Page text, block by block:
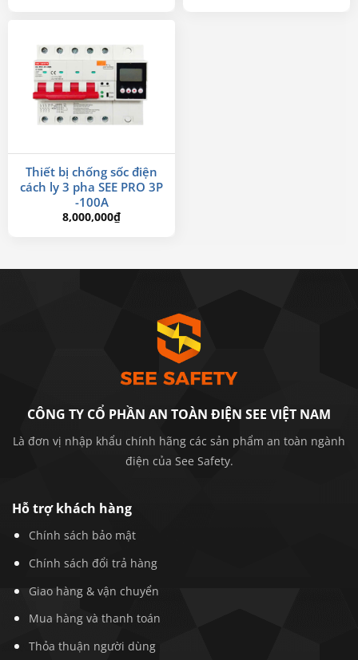
Thiết bị chống sốc điện
cách ly 3 pha SEE PRO 3P
-100A
8,000,000₫
CÔNG TY CỔ PHẦN AN TOÀN ĐIỆN SEE VIỆT NAM
Là đơn vị nhập khẩu chính hãng các sản phẩm an toàn ngành
điện của See Safety.
Hỗ trợ khách hàng
Chính sách bảo mật
Chính sách đổi trả hàng
Giao hàng & vận chuyển
Mua hàng và thanh toán
Thỏa thuận người dùng